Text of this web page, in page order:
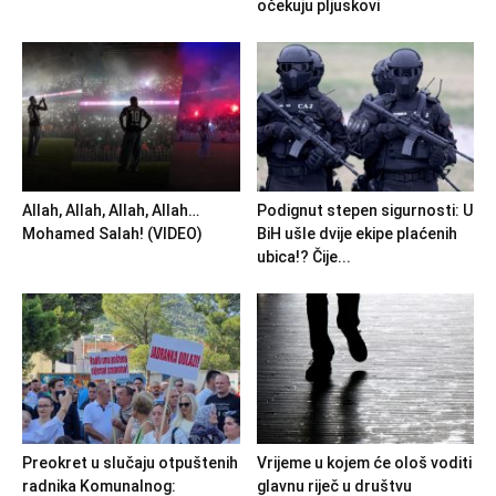
očekuju pljuskovi
Allah, Allah, Allah, Allah…
Mohamed Salah! (VIDEO)
Podignut stepen sigurnosti: U
BiH ušle dvije ekipe plaćenih
ubica!? Čije...
Preokret u slučaju otpuštenih
radnika Komunalnog:
Vrijeme u kojem će ološ voditi
glavnu riječ u društvu